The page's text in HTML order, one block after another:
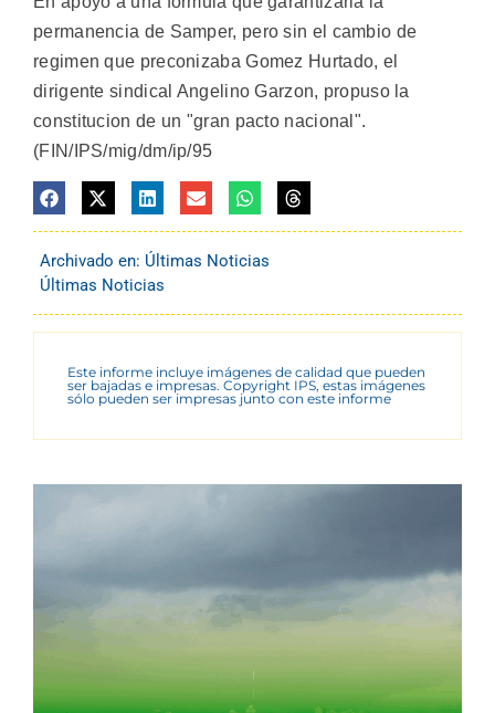
permanencia de Samper, pero sin el cambio de
regimen que preconizaba Gomez Hurtado, el
dirigente sindical Angelino Garzon, propuso la
constitucion de un "gran pacto nacional".
(FIN/IPS/mig/dm/ip/95
Archivado en: Últimas Noticias
Últimas Noticias
Este informe incluye imágenes de calidad que pueden
ser bajadas e impresas. Copyright IPS, estas imágenes
sólo pueden ser impresas junto con este informe